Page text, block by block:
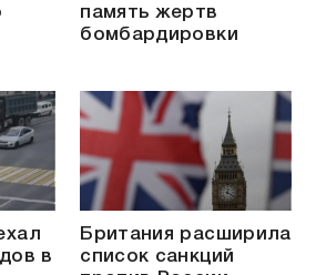
память жертв
бомбардировки
в
Британия расширила
список санкций